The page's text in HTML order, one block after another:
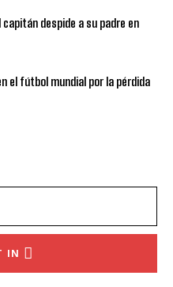
despide a su padre en
el fútbol mundial por la pérdida
IN